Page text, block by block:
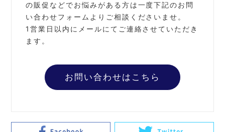
の販促などでお悩みがある方は一度下記のお問
い合わせフォームよりご相談くださいませ。
1営業日以内にメールにてご連絡させていただき
ます。
お問い合わせはこちら